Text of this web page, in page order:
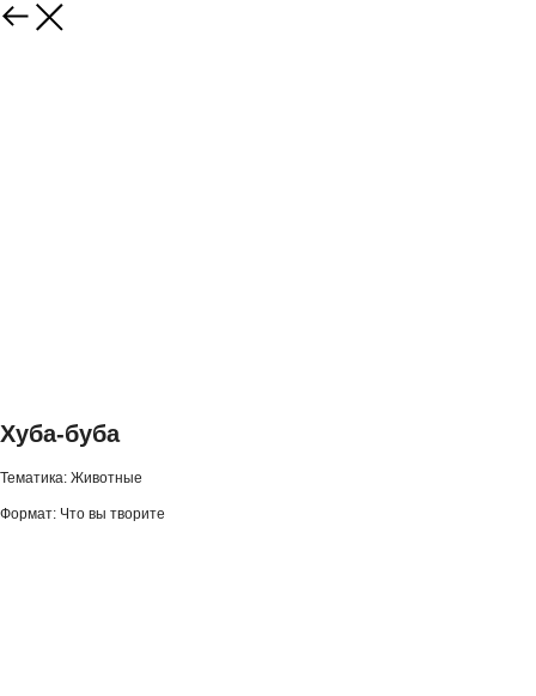
Хуба-буба
Тематика: Животные
Формат: Что вы творите